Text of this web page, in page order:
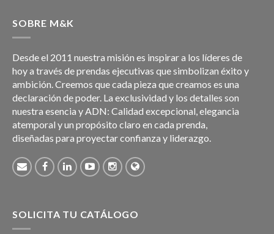
SOBRE M&K
Desde el 2011 nuestra misión es inspirar a los líderes de
hoy a través de prendas ejecutivas que simbolizan éxito y
ambición. Creemos que cada pieza que creamos es una
declaración de poder. La exclusividad y los detalles son
nuestra esencia y ADN: Calidad excepcional, elegancia
atemporal y un propósito claro en cada prenda,
diseñadas para proyectar confianza y liderazgo.
SOLICITA TU CATÁLOGO